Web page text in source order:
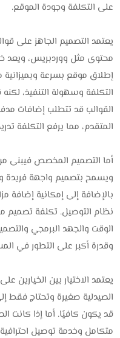
على التكلفة وجودة الموقع.
يعتمد التصميم الجاهز على
محتوى مثل ووردبريس، ويعد
إطلاق موقع بسرعة وبميزانية
التكلفة وسهولة التنفيذ،
القوالب قد تتطلب إضافات
المتقدم، مما يرفع التكلفة
أما التصميم المخصص فيبنى
ويسمح بتصميم واجهة فريدة
بالإضافة إلى إمكانية إضافة
نظام التوصيل. تكلفة تصميم
الوقت والجهد البرمجي
وقدرة أكبر على التطور في
يعتمد الاختيار بين الخيارين
الصيدلية صغيرة وتحتاج فقط
قد يكون كافيًا. أما إذا كانت
متكامل وخدمة توصيل